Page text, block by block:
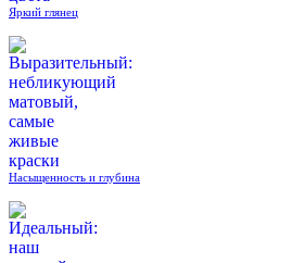
Яркий глянец
Насыщенность и глубина